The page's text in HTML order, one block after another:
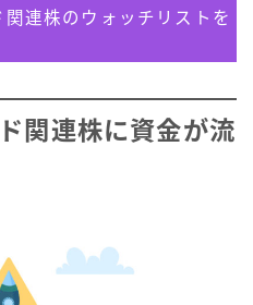
連株のウォッチリストを
関連株に資金が流